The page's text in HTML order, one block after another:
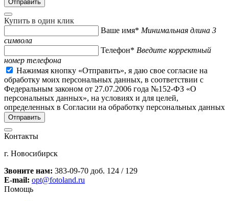
Купить в один клик
Ваше имя* Минимальная длина 3
символа
Телефон* Введите корректный
номер телефона
Нажимая кнопку «Отправить», я даю свое согласие на
обработку моих персональных данных, в соответствии с
Федеральным законом от 27.07.2006 года №152-ФЗ «О
персональных данных», на условиях и для целей,
определенных в Согласии на обработку персональных данных
Контакты
г. Новосибирск
Звоните нам: 383-09-70 доб. 124 / 129
E-mail: opt@fotoland.ru
Помощь